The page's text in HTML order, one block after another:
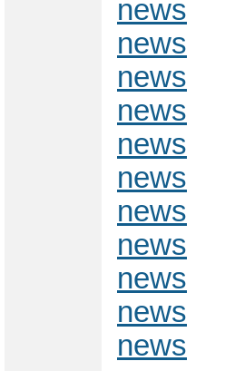
news
news
news
news
news
news
news
news
news
news
news